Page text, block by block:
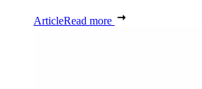
ArticleRead more